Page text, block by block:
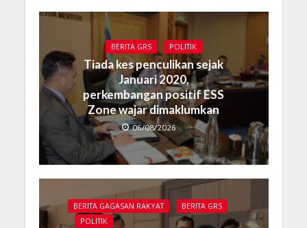
BERITA GRS POLITIK
Tiada kes penculikan sejak
Januari 2020,
perkembangan positif ESS
Zone wajar dimaklumkan
06/08/2026
BERITA GAGASAN RAKYAT
BERITA GRS
POLITIK